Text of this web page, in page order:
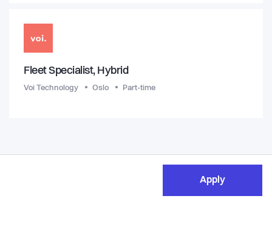
Fleet Specialist, Hybrid
Voi Technology Oslo Part-time
Apply